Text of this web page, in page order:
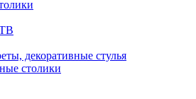
декоративные стулья
столики